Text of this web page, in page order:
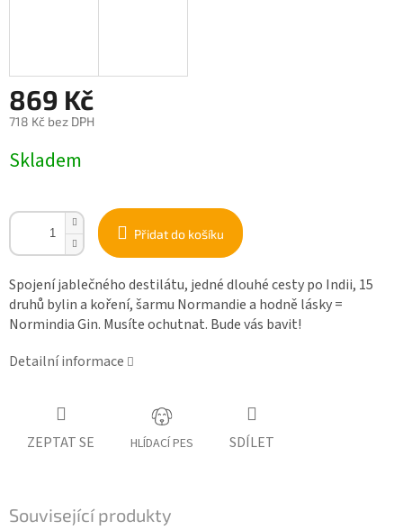
869 Kč
718 Kč bez DPH
cena:
Skladem
Přidat do košíku
Spojení jablečného destilátu, jedné dlouhé cesty po Indii, 15
druhů bylin a koření, šarmu Normandie a hodně lásky =
Normindia Gin. Musíte ochutnat. Bude vás bavit!
Detailní informace
ZEPTAT SE HLÍDACÍ PES SDÍLET
Související produkty